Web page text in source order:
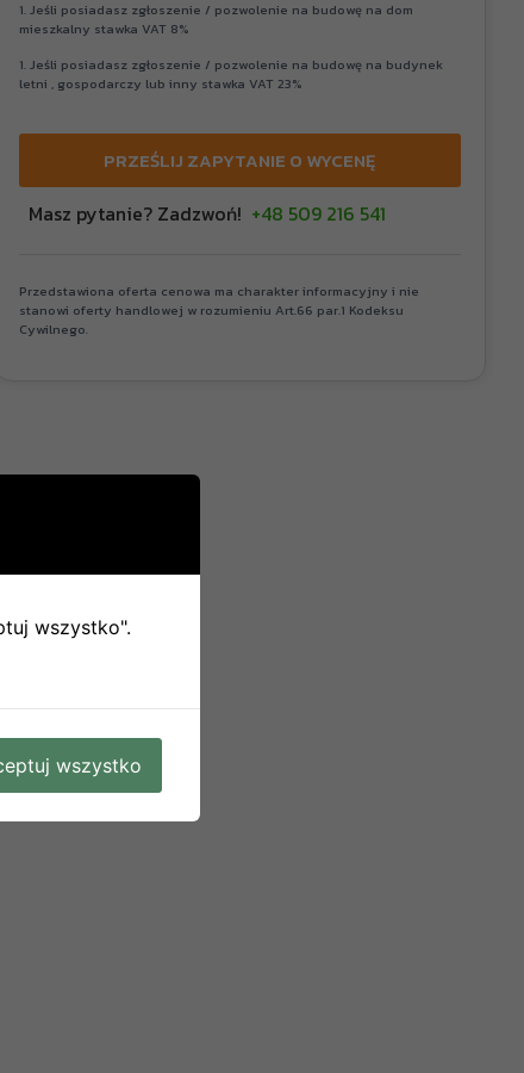
1. Jeśli posiadasz zgłoszenie / pozwolenie na budowę na dom
mieszkalny stawka VAT 8%
1. Jeśli posiadasz zgłoszenie / pozwolenie na budowę na budynek
letni , gospodarczy lub inny stawka VAT 23%
PRZEŚLIJ ZAPYTANIE O WYCENĘ
Masz pytanie? Zadzwoń! +48 509 216 541
Przedstawiona oferta cenowa ma charakter informacyjny i nie
stanowi oferty handlowej w rozumieniu Art.66 par.1 Kodeksu
Cywilnego.
wszystko".
wszystko